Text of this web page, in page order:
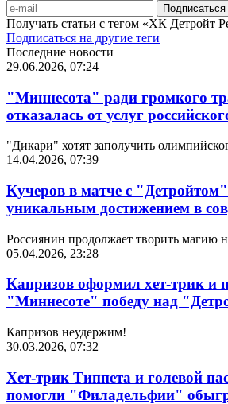
Получать статьи с тегом «ХК Детройт
Подписаться на другие теги
Последние новости
29.06.2026, 07:24
"Миннесота" ради громкого
отказалась от услуг
"Дикари" хотят заполучить
14.04.2026, 07:39
Кучеров в матче с
уникальным достижением в
Россиянин продолжает творить магию
05.04.2026, 23:28
Капризов оформил хет-трик и
"Миннесоте" победу над
Капризов неудержим!
30.03.2026, 07:32
Хет-трик Типпета и голевой
помогли "Филадельфии"